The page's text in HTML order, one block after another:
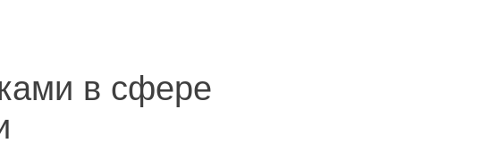
в сфере